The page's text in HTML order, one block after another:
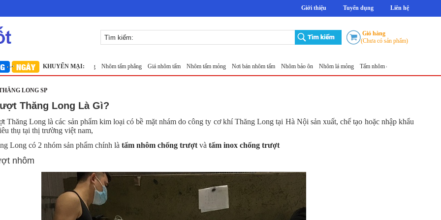
Giới thiệu Tuyển dụng Liên hệ
Giỏ hàng
(Chưa có sản phẩm)
KHUYẾN MẠI:
đan ô vuông Thăng Long Nhôm tấm phẳng Giá nhôm tấm Nhôm tấm mỏng Nơi bán nhôm tấm Nhôm bảo ôn Nhôm lá mỏng Tấm nhôm chống trượt 5mm Thăng Long
LONG SP
Thăng Long Là Gì?
Thăng Long là các sản phẩm kim loại có bề mặt nhám do công ty cơ khí Thăng Long tại Hà Nội sản xuất, chế tạo hoặc nhập khẩu
thụ tại thị trường việt nam,
Long có 2 nhóm sản phẩm chính là tấm nhôm chống trượt và tấm inox chống trượt
nhôm